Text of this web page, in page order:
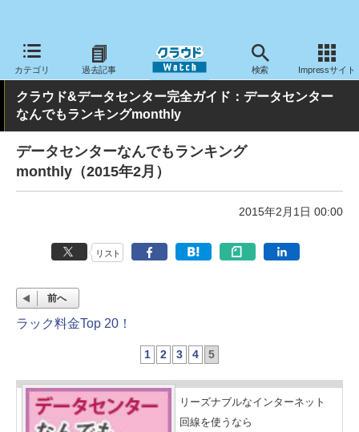
カテゴリ 過去記事 検索 Impressサイト
クラウド Watch ハード・インフラ データセンター
クラウド&データセンター完全ガイド：データセンター
なんでもランキングmonthly
データセンターなんでもランキング
monthly（2015年2月）
2015年2月1日 00:00
リスト
前へ
ラック料金Top 20！
1 2 3 4 5
リーズナブルなインターネット
回線を使うなら